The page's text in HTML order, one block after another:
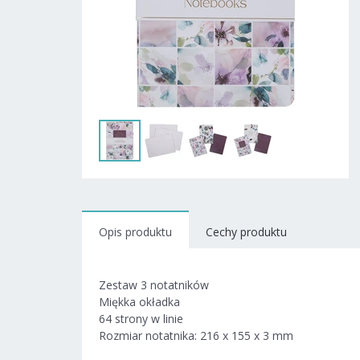
Opis produktu Cechy produktu
Zestaw 3 notatników
Miękka okładka
64 strony w linie
Rozmiar notatnika: 216 x 155 x 3 mm